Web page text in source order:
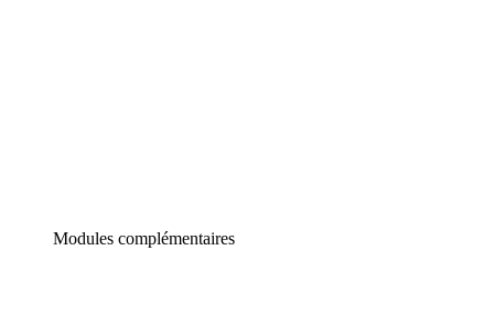
Modules complémentaires